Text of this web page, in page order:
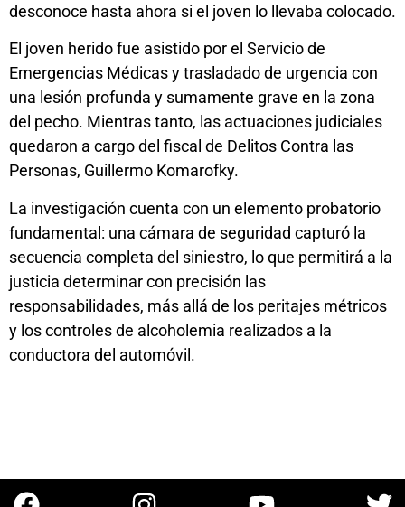
desconoce hasta ahora si el joven lo llevaba colocado.
El joven herido fue asistido por el Servicio de
Emergencias Médicas y trasladado de urgencia con
una lesión profunda y sumamente grave en la zona
del pecho. Mientras tanto, las actuaciones judiciales
quedaron a cargo del fiscal de Delitos Contra las
Personas, Guillermo Komarofky.
La investigación cuenta con un elemento probatorio
fundamental: una cámara de seguridad capturó la
secuencia completa del siniestro, lo que permitirá a la
justicia determinar con precisión las
responsabilidades, más allá de los peritajes métricos
y los controles de alcoholemia realizados a la
conductora del automóvil.